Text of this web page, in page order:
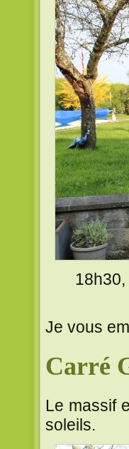
Je vous
Carré
Le massif
soleils.